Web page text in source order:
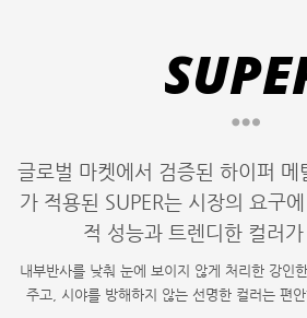
글로벌 마켓에서 검증된 하이퍼 메
가 적용된 SUPER는 시장의 요구
적 성능과 트렌디한 컬러가
내부반사를 낮춰 눈에 보이지 않게 처리한 강인
주고, 시야를 방해하지 않는 선명한 컬러는 편